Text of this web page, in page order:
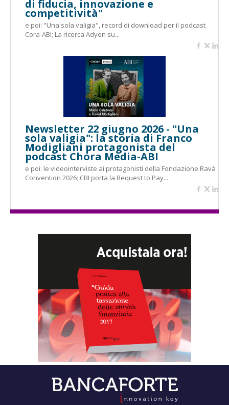
di fiducia, innovazione e
competitività"
e poi: "Una sola valigia", record di download per il podcast
Cora-ABI; La ricerca Adyen su...
Newsletter 22 giugno 2026 - "Una
sola valigia": la storia di Franco
Modigliani protagonista del
podcast Chora Media-ABI
e poi: le videointerviste ai protagonisti della Fondazione Ravà
Convention 2026; CBI porta la Request to Pay...